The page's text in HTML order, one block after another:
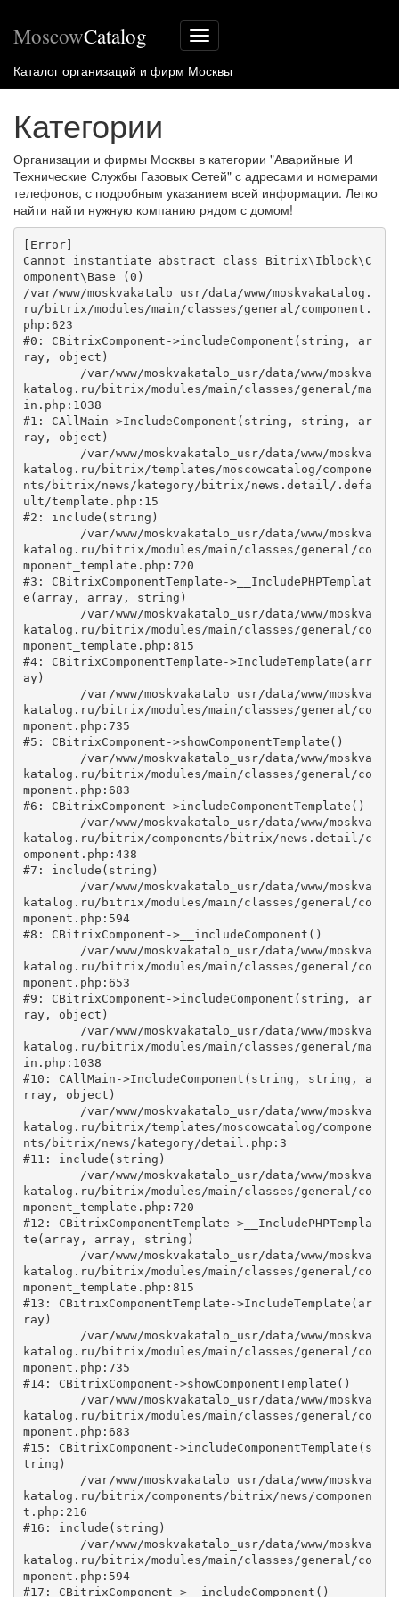
Меню
сайта
MoscowCatalog
Каталог организаций и фирм Москвы
Категории
Организации и фирмы Москвы в категории "Аварийные И
Технические Службы Газовых Сетей" с адресами и номерами
телефонов, с подробным указанием всей информации. Легко
найти найти нужную компанию рядом с домом!
[Error]
Cannot instantiate abstract class Bitrix\Iblock\C
omponent\Base (0)
/var/www/moskvakatalo_usr/data/www/moskvakatalog.
ru/bitrix/modules/main/classes/general/component.
php:623
#0: CBitrixComponent->includeComponent(string, ar
ray, object)
katalog.ru/bitrix/modules/main/classes/general/ma
in.php:1038
#1: CAllMain->IncludeComponent(string, string, ar
ray, object)
katalog.ru/bitrix/templates/moscowcatalog/compone
nts/bitrix/news/kategory/bitrix/news.detail/.defa
ult/template.php:15
#2: include(string)
katalog.ru/bitrix/modules/main/classes/general/co
mponent_template.php:720
#3: CBitrixComponentTemplate->__IncludePHPTemplat
e(array, array, string)
katalog.ru/bitrix/modules/main/classes/general/co
mponent_template.php:815
#4: CBitrixComponentTemplate->IncludeTemplate(arr
ay)
katalog.ru/bitrix/modules/main/classes/general/co
mponent.php:735
#5: CBitrixComponent->showComponentTemplate()
katalog.ru/bitrix/modules/main/classes/general/co
mponent.php:683
#6: CBitrixComponent->includeComponentTemplate()
katalog.ru/bitrix/components/bitrix/news.detail/c
omponent.php:438
#7: include(string)
katalog.ru/bitrix/modules/main/classes/general/co
mponent.php:594
#8: CBitrixComponent->__includeComponent()
katalog.ru/bitrix/modules/main/classes/general/co
mponent.php:653
#9: CBitrixComponent->includeComponent(string, ar
ray, object)
katalog.ru/bitrix/modules/main/classes/general/ma
in.php:1038
#10: CAllMain->IncludeComponent(string, string, a
rray, object)
katalog.ru/bitrix/templates/moscowcatalog/compone
nts/bitrix/news/kategory/detail.php:3
#11: include(string)
katalog.ru/bitrix/modules/main/classes/general/co
mponent_template.php:720
#12: CBitrixComponentTemplate->__IncludePHPTempla
te(array, array, string)
katalog.ru/bitrix/modules/main/classes/general/co
mponent_template.php:815
#13: CBitrixComponentTemplate->IncludeTemplate(ar
ray)
katalog.ru/bitrix/modules/main/classes/general/co
mponent.php:735
#14: CBitrixComponent->showComponentTemplate()
katalog.ru/bitrix/modules/main/classes/general/co
mponent.php:683
#15: CBitrixComponent->includeComponentTemplate(s
tring)
katalog.ru/bitrix/components/bitrix/news/componen
t.php:216
#16: include(string)
katalog.ru/bitrix/modules/main/classes/general/co
mponent.php:594
#17: CBitrixComponent->__includeComponent()